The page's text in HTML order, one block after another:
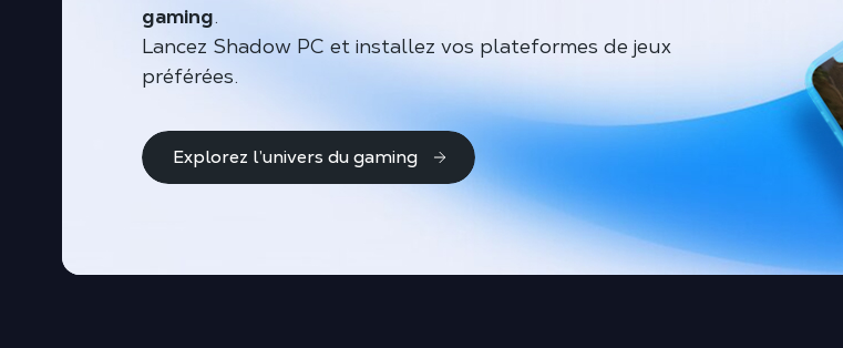
gaming.
Lancez Shadow PC et installez vos plateformes de jeux
préférées.
Explorez l’univers du gaming